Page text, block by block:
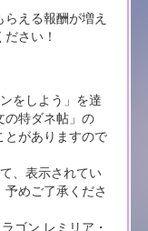
える報酬が増え
さい！
をしよう」を達
の特ダネ帖」の
とがありますので
、表示されてい
めご了承くださ
ゴン レミリア・